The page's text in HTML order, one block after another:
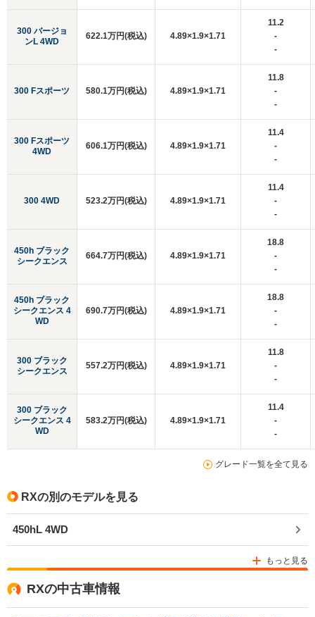
300 バージョ
ンL 4WD
300 Fスポーツ
300 Fスポーツ
4WD
300 4WD
450h ブラック
シークエンス
450h ブラック
シークエンス 4
WD
300 ブラック
シークエンス
300 ブラック
シークエンス 4
WD
622.1万円(税込) 4.89×1.9×1.71
11.2
-
-
580.1万円(税込) 4.89×1.9×1.71
11.8
-
-
606.1万円(税込) 4.89×1.9×1.71
11.4
-
-
523.2万円(税込) 4.89×1.9×1.71
11.4
-
-
664.7万円(税込) 4.89×1.9×1.71
18.8
-
-
690.7万円(税込) 4.89×1.9×1.71
18.8
-
-
557.2万円(税込) 4.89×1.9×1.71
11.8
-
-
583.2万円(税込) 4.89×1.9×1.71
11.4
-
-
グレード一覧を全て見る
RXの別のモデルを見る
450hL 4WD
もっと見る
RXの中古車情報